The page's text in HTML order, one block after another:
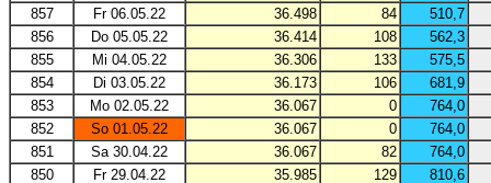
857
Fr 06.05.22 36.498 84
510,7
856
Do 05.05.22 36.414 108
562,3
855
Mi 04.05.22 36.306 133
575,5
854
Di 03.05.22 36.173 106
681,9
853
Mo 02.05.22 36.067 0
764,0
852
So 01.05.22 36.067 0
764,0
851
Sa 30.04.22 36.067 82
764,0
850
Fr 29.04.22 35.985 129
810,6